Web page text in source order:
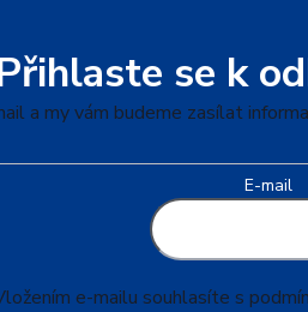
se k
a my vám budeme zasílat
E-mail
e-mailu souhlasíte s